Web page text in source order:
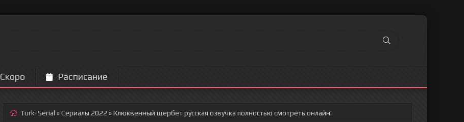
Скоро Расписание
Turk-Serial »Сериалы 2022 » Клюквенный щербетрусская озвучка полностью смотреть онлайн!